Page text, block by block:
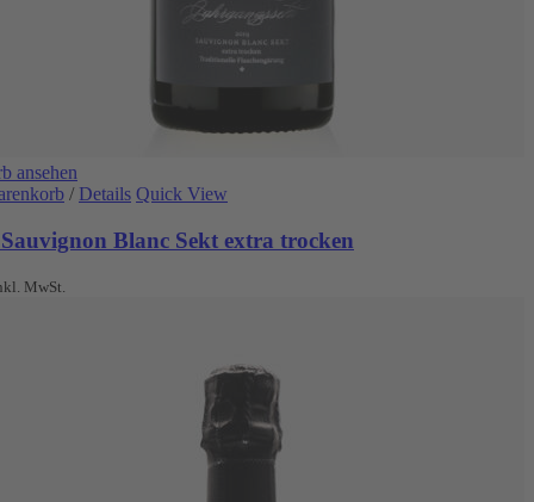
ansehen
/ Details Quick View
Blanc Sekt extra trocken
MwSt.